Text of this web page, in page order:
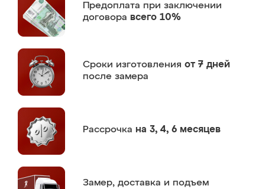
Предоплата при заключении
договора всего 10%
Сроки изготовления от 7 дней
после замера
Рассрочка на 3, 4, 6 месяцев
Замер, доставка и подъем